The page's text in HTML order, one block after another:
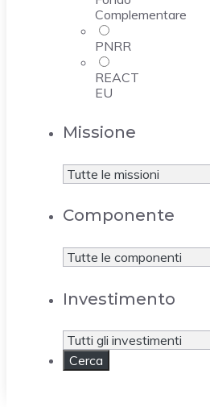
Complementare
PNRR
REACT
EU
Missione
Componente
Investimento